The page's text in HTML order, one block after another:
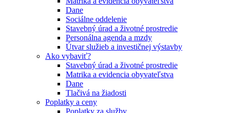
Dane
Sociálne oddelenie
Stavebný úrad a životné prostredie
Personálna agenda a mzdy
Útvar služieb a investičnej výstavby
Ako vybaviť?
Stavebný úrad a životné prostredie
Matrika a evidencia obyvateľstva
Dane
Tlačivá na žiadosti
Poplatky a ceny
Poplatky za služby